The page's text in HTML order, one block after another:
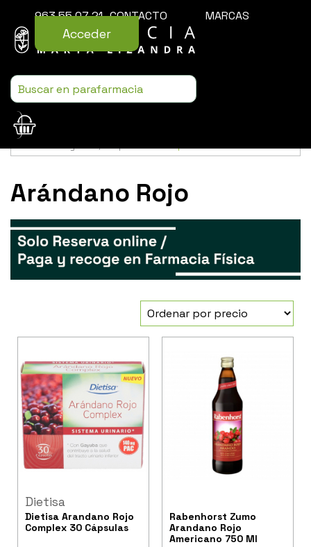
963 55 07 21 CONTACTO MARCAS
Acceder
Usamos cookies para mejorar la experiencia de la web. Si sigues
Arándano Rojo
Dietisa
Dietisa Arandano Rojo
Complex 30 Cápsulas
Rabenhorst Zumo
Arandano Rojo
Americano 750 Ml